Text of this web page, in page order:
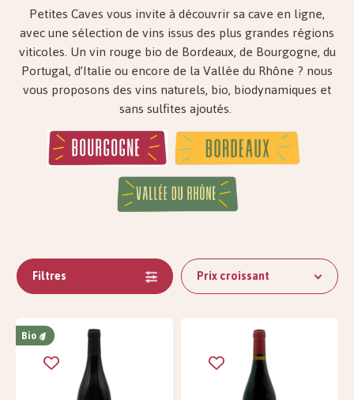
PetitesCaves vous invite à découvrir sa cave en ligne,
avec une sélection de vins issus des plus grandes régions
viticoles. Un vin rouge bio de Bordeaux, de Bourgogne, du
Portugal, d’Italieou encore delaVallée du Rhône ? nous
vous proposons des vins naturels, bio, biodynamiques et
sans sulfites ajoutés.
Prix ​​croissant
Filtres
Bio